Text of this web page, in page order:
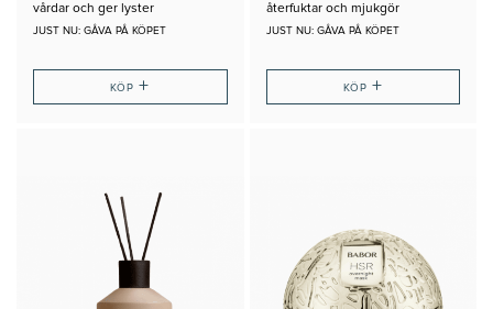
vårdar och ger lyster
JUST NU: GÅVA PÅ KÖPET
KÖP+
återfuktar och mjukgör
JUST NU: GÅVA PÅ KÖPET
KÖP +